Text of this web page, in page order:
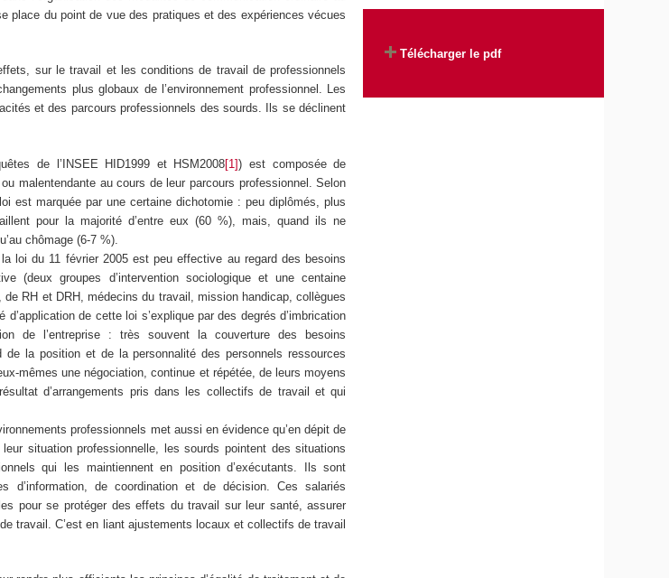
place du point de vue des pratiques et des expériences vécues
sur le travail et les conditions de travail de professionnels
plus globaux de l’environnement professionnel. Les
et des parcours professionnels des sourds. Ils se déclinent
de l’INSEE HID1999 et HSM2008[1]) est composée de
malentendante au cours de leur parcours professionnel. Selon
est marquée par une certaine dichotomie : peu diplômés, plus
pour la majorité d’entre eux (60 %), mais, quand ils ne
chômage (6-7 %).
loi du 11 février 2005 est peu effective au regard des besoins
(deux groupes d’intervention sociologique et une centaine
RH et DRH, médecins du travail, mission handicap, collègues
de cette loi s’explique par des degrés d’imbrication
de l’entreprise : très souvent la couverture des besoins
de la position et de la personnalité des personnels ressources
mêmes une négociation, continue et répétée, de leurs moyens
d’arrangements pris dans les collectifs de travail et qui
professionnels met aussi en évidence qu’en dépit de
leur situation professionnelle, les sourds pointent des situations
qui les maintiennent en position d’exécutants. Ils sont
d’information, de coordination et de décision. Ces salariés
pour se protéger des effets du travail sur leur santé, assurer
travail. C’est en liant ajustements locaux et collectifs de travail
Télécharger le pdf